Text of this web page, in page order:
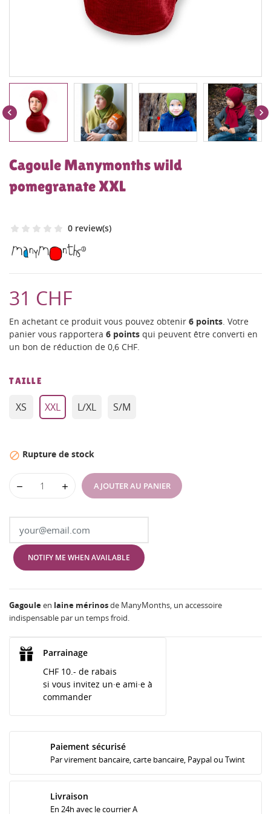
 
Cagoule Manymonths wild
pomegranate XXL
0 review(s)
31 CHF
En achetant ce produit vous pouvez obtenir 6 points. Votre
panier vous rapportera 6 points qui peuvent être converti en
un bon de réduction de 0,6 CHF.
TAILLE
XS XXL L/XL S/M
 Rupture de stock
AJOUTER AU PANIER
NOTIFY ME WHEN AVAILABLE
Gagouleen laine mérinosde ManyMonths, un accessoire
indispensable par un temps froid.
Parrainage
CHF 10.- de rabais
si vous invitez un·e ami·e à
commander
Paiement sécurisé
Par virement bancaire, carte bancaire, Paypal ou Twint
Livraison
En 24h avec le courrier A